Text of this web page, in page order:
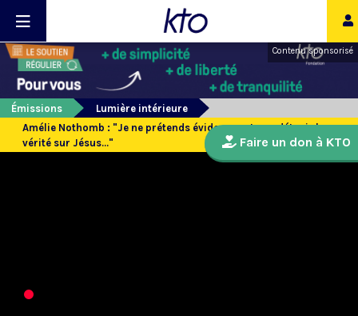
Contenu sponsorisé
Émissions
Lumière intérieure
Amélie Nothomb : "Je ne prétends évidemment pas détenir la
vérité sur Jésus..."
Faire un don à KTO